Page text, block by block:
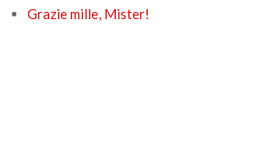
Grazie mille, Mister!